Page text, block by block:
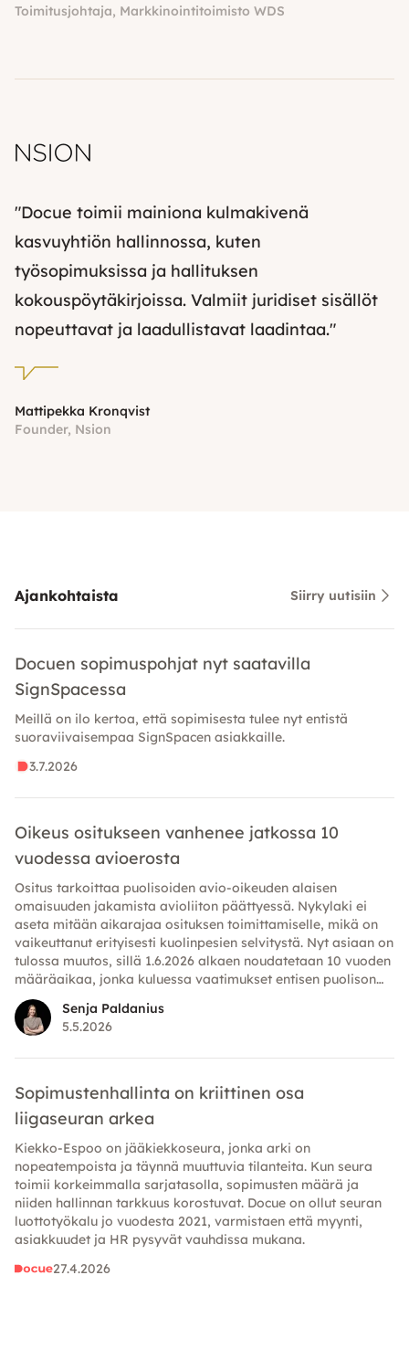
Toimitusjohtaja, Markkinointitoimisto WDS
"Docue toimii mainiona kulmakivenä
kasvuyhtiön hallinnossa, kuten
työsopimuksissa ja hallituksen
kokouspöytäkirjoissa. Valmiit juridiset sisällöt
nopeuttavat ja laadullistavat laadintaa."
Mattipekka Kronqvist
Founder, Nsion
Ajankohtaista Siirry uutisiin
Docuen sopimuspohjat nyt saatavilla
SignSpacessa
Meillä on ilo kertoa, että sopimisesta tulee nyt entistä
suoraviivaisempaa SignSpacen asiakkaille.
3.7.2026
Oikeus ositukseen vanhenee jatkossa 10
vuodessa avioerosta
Ositus tarkoittaa puolisoiden avio-oikeuden alaisen
omaisuuden jakamista avioliiton päättyessä. Nykylaki ei
aseta mitään aikarajaa osituksen toimittamiselle, mikä on
vaikeuttanut erityisesti kuolinpesien selvitystä. Nyt asiaan on
tulossa muutos, sillä 1.6.2026 alkaen noudatetaan 10 vuoden
määräaikaa, jonka kuluessa vaatimukset entisen puolison
omaisuutta kohtaan on esitettävä.
Senja Paldanius
5.5.2026
Sopimustenhallinta on kriittinen osa
liigaseuran arkea
Kiekko-Espoo on jääkiekkoseura, jonka arki on
nopeatempoista ja täynnä muuttuvia tilanteita. Kun seura
toimii korkeimmalla sarjatasolla, sopimusten määrä ja
niiden hallinnan tarkkuus korostuvat. Docue on ollut seuran
luottotyökalu jo vuodesta 2021, varmistaen että myynti,
asiakkuudet ja HR pysyvät vauhdissa mukana.
27.4.2026